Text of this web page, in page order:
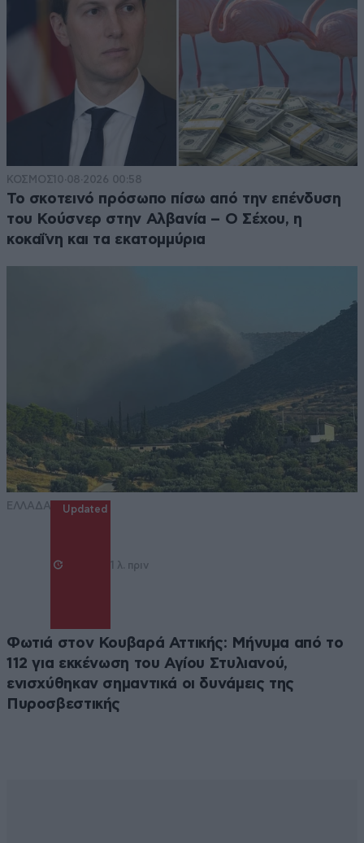
ΚΟΣΜΟΣ10·08·2026 00:58
Το σκοτεινό πρόσωπο πίσω από την επένδυση
του Κούσνερ στην Αλβανία – Ο Σέχου, η
κοκαΐνη και τα εκατομμύρια
ΕΛΛΑΔΑ Updated
1 λ. πριν
Φωτιά στον Κουβαρά Αττικής: Μήνυμα από το
112 για εκκένωση του Αγίου Στυλιανού,
ενισχύθηκαν σημαντικά οι δυνάμεις της
Πυροσβεστικής